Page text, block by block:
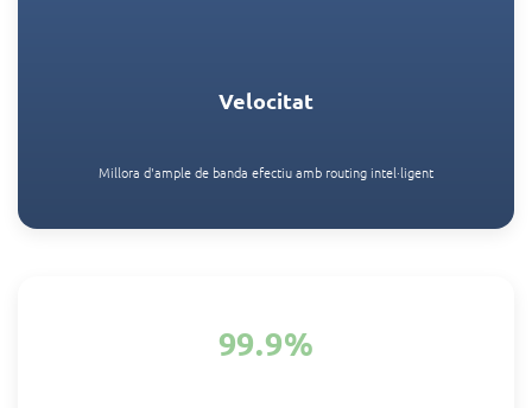
Velocitat
Millora d'ample de banda efectiu amb routing intel·ligent
99.9%